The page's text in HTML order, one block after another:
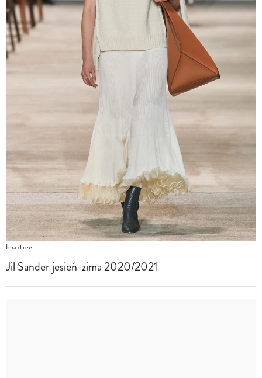
Imaxtree
Jil Sander jesień-zima 2020/2021